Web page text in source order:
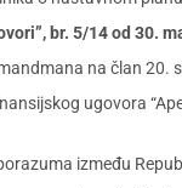
br. 5/14 od 30.
na član 20.
ugovora
između